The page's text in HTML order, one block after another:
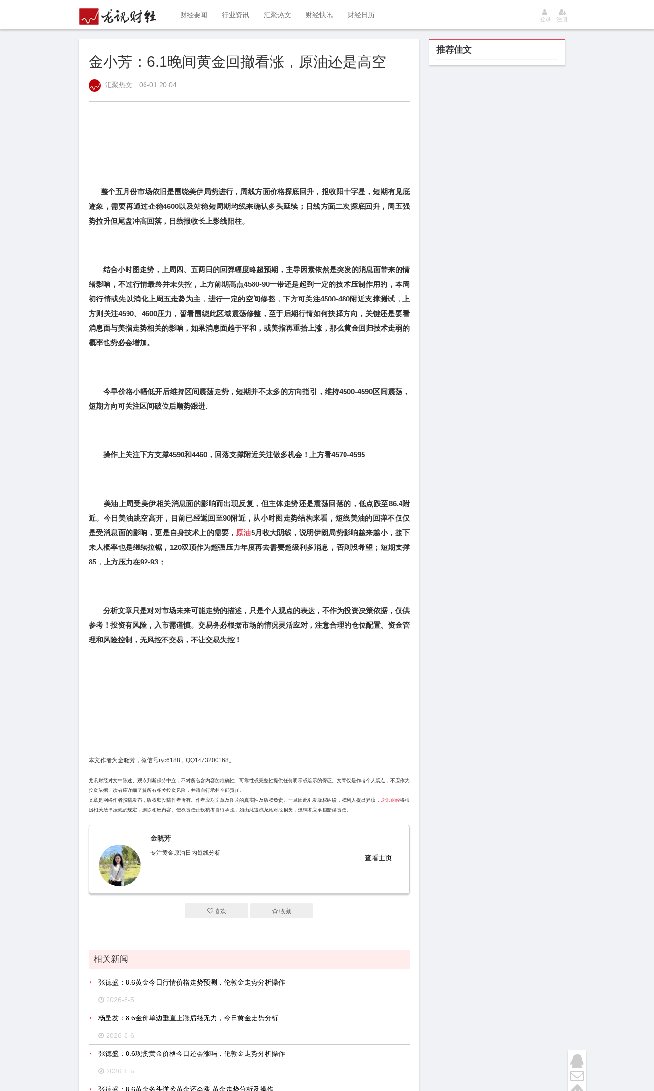
财经要闻 行业资讯 汇聚热文 财经快讯 财经日历
登录 注册
金小芳：6.1晚间黄金回撤看涨，原油还是高空
汇聚热文 06-01 20:04
整个五月份市场依旧是围绕美伊局势进行，周线方面价格探底回升，报收阳十字星，短期有见底
迹象，需要再通过企稳4600以及站稳短周期均线来确认多头延续；日线方面二次探底回升，周五强
势拉升但尾盘冲高回落，日线报收长上影线阳柱。
结合小时图走势，上周四、五两日的回弹幅度略超预期，主导因素依然是突发的消息面带来的情
绪影响，不过行情最终并未失控，上方前期高点4580-90一带还是起到一定的技术压制作用的，本周
初行情或先以消化上周五走势为主，进行一定的空间修整，下方可关注4500-480附近支撑测试，上
方则关注4590、4600压力，暂看围绕此区域震荡修整，至于后期行情如何抉择方向，关键还是要看
消息面与美指走势相关的影响，如果消息面趋于平和，或美指再重拾上涨，那么黄金回归技术走弱的
概率也势必会增加。
今早价格小幅低开后维持区间震荡走势，短期并不太多的方向指引，维持4500-4590区间震荡，
短期方向可关注区间破位后顺势跟进.
操作上关注下方支撑4590和4460，回落支撑附近关注做多机会！上方看4570-4595
美油上周受美伊相关消息面的影响而出现反复，但主体走势还是震荡回落的，低点跌至86.4附
近。今日美油跳空高开，目前已经返回至90附近，从小时图走势结构来看，短线美油的回弹不仅仅
是受消息面的影响，更是自身技术上的需要， 原油5月收大阴线，说明伊朗局势影响越来越小，接下
来大概率也是继续拉锯，120双顶作为超强压力年度再去需要超级利多消息，否则没希望；短期支撑
85，上方压力在92-93；
分析文章只是对对市场未来可能走势的描述，只是个人观点的表达，不作为投资决策依据，仅供
参考！投资有风险，入市需谨慎。交易务必根据市场的情况灵活应对，注意合理的仓位配置、资金管
理和风险控制，无风控不交易，不让交易失控！
本文作者为金晓芳，微信号ryc6188，QQ1473200168。
龙讯财经对文中陈述、观点判断保持中立，不对所包含内容的准确性、可靠性或完整性提供任何明示或暗示的保证。文章仅是作者个人观点，不应作为
投资依据。读者应详细了解所有相关投资风险，并请自行承担全部责任。
文章是网络作者投稿发布，版权归投稿作者所有。作者应对文章及图片的真实性及版权负责。一旦因此引发版权纠纷，权利人提出异议， 龙讯财经将根
据相关法律法规的规定，删除相应内容。侵权责任由投稿者自行承担，如由此造成龙讯财经损失，投稿者应承担赔偿责任。
金晓芳
专注黄金原油日内短线分析
查看主页
喜欢 收藏
相关新闻
张德盛：8.6黄金今日行情价格走势预测，伦敦金走势分析操作
2026-8-5
杨呈发：8.6金价单边垂直上涨后继无力，今日黄金走势分析
2026-8-6
张德盛：8.6现货黄金价格今日还会涨吗，伦敦金走势分析操作
2026-8-5
张德盛：8.6黄金多头逆袭黄金还会涨 黄金走势分析及操作
推荐佳文